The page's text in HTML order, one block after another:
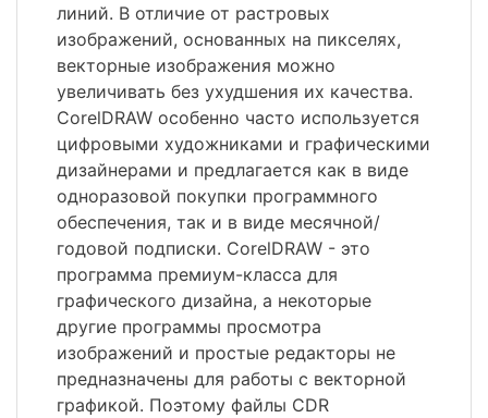
линий. В отличие от растровых
изображений, основанных на пикселях,
векторные изображения можно
увеличивать без ухудшения их качества.
CorelDRAW особенно часто используется
цифровыми художниками и графическими
дизайнерами и предлагается как в виде
одноразовой покупки программного
обеспечения, так и в виде месячной/
годовой подписки. CorelDRAW - это
программа премиум-класса для
графического дизайна, а некоторые
другие программы просмотра
изображений и простые редакторы не
предназначены для работы с векторной
графикой. Поэтому файлы CDR